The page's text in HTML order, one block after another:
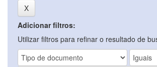
Adicionar filtros:
Utilizar filtros para refinar o resultado de